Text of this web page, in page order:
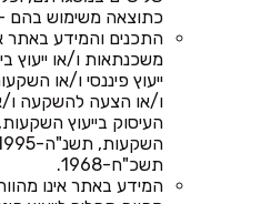
כתוצאה משימוש בהם
התכנים והמידע באתר
משכנתאות ו/או ייעוץ
ייעוץ פיננסי ו/או
ו/או הצעה להשקעה ו/
העיסוק בייעוץ
תשכ"ח-1968.
המידע באתר אינו